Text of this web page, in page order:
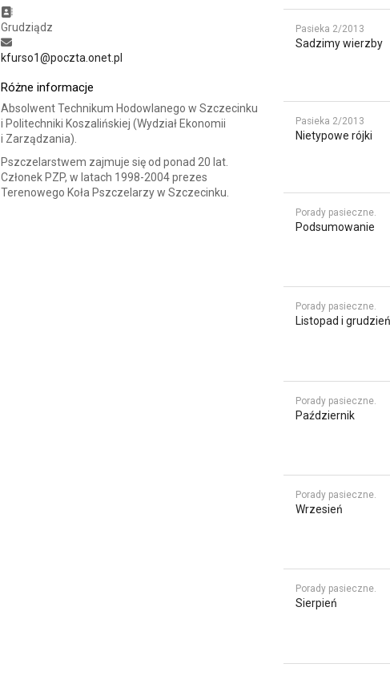
Grudziądz
kfurso1@poczta.onet.pl
Różne informacje
Absolwent Technikum Hodowlanego w Szczecinku
i Politechniki Koszalińskiej (Wydział Ekonomii
i Zarządzania).
Pszczelarstwem zajmuje się od ponad 20 lat.
Członek PZP, w latach 1998-2004 prezes
Terenowego Koła Pszczelarzy w Szczecinku.
Pasieka 2/2013
Sadzimy wierzby
Pasieka 2/2013
Nietypowe rójki
Porady pasieczne.
Podsumowanie
Porady pasieczne.
Listopad i grudzień
Porady pasieczne.
Październik
Porady pasieczne.
Wrzesień
Porady pasieczne.
Sierpień